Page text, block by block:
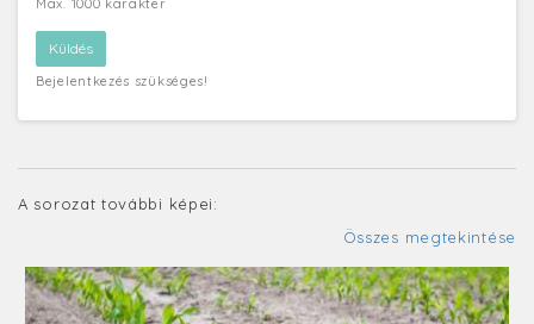
Bejelentkezés szükséges!
A sorozat további képei:
Összes megtekintése